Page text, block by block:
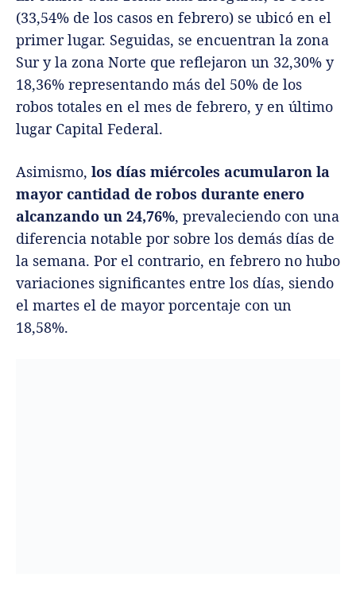
(33,54% de los casos en febrero) se ubicó en el
primer lugar. Seguidas, se encuentran la zona
Sur y la zona Norte que reflejaron un 32,30% y
18,36% representando más del 50% de los
robos totales en el mes de febrero, y en último
lugar Capital Federal.
Asimismo, los días miércoles acumularon la
mayor cantidad de robos durante enero
alcanzando un 24,76%, prevaleciendo con una
diferencia notable por sobre los demás días de
la semana. Por el contrario, en febrero no hubo
variaciones significantes entre los días, siendo
el martes el de mayor porcentaje con un
18,58%.